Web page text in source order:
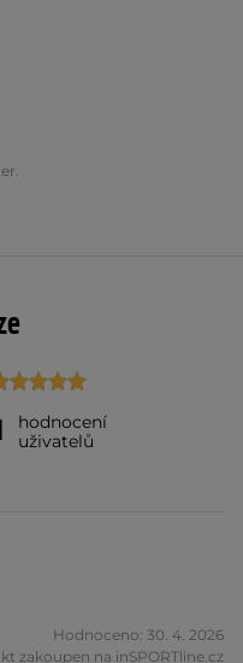
hodnocení
uživatelů
Hodnoceno: 30. 4. 2026
zakoupen na inSPORTline.cz